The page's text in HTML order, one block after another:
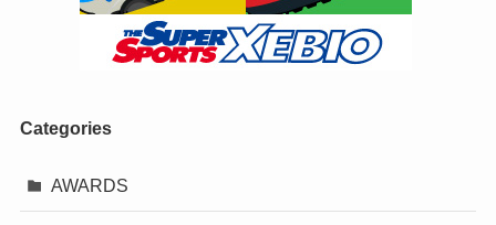
Categories
AWARDS